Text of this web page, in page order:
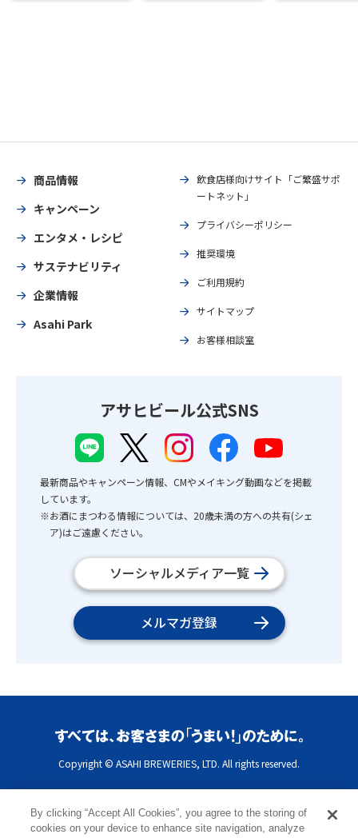
商品情報
キャンペーン
エンタメ・レシピ
サステナビリティ
企業情報
Asahi Park
飲食店様向けサイト「ご繁盛サポ
ートネット」
プライバシーポリシー
推奨環境
ご利用規約
サイトマップ
お客様相談室
アサヒビール公式SNS
最新商品やキャンペーン情報、CMやメイキング動画などを掲載
しています。
※お酒にまつわる情報については、20歳未満の方への共有(シェ
ア)はご遠慮ください。
ソーシャルメディア一覧
メルマガ登録
Copyright © ASAHI BREWERIES, LTD. All rights reserved.
By clicking “Accept All Cookies”, you agree to the storing of
cookies on your device to enhance site navigation, analyze